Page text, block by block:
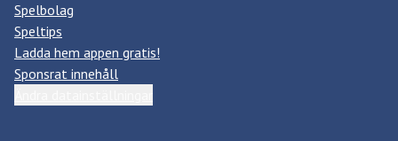
Spelbolag
Speltips
Ladda hem appen gratis!
Sponsrat innehåll